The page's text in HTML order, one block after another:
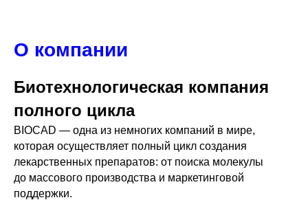
О компании
Биотехнологическая компания
полного цикла
BIOCAD — одна из немногих компаний в мире,
которая осуществляет полный цикл создания
лекарственных препаратов: от поиска молекулы
до массового производства и маркетинговой
поддержки.